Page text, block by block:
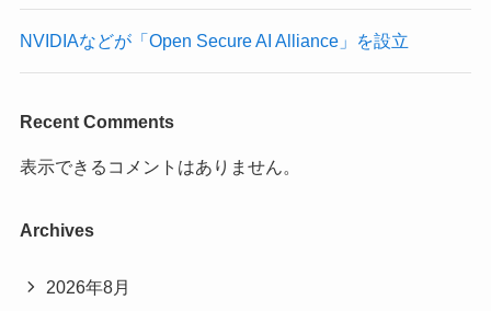
NVIDIAなどが「Open Secure AI Alliance」を設立
Recent Comments
表示できるコメントはありません。
Archives
2026年8月